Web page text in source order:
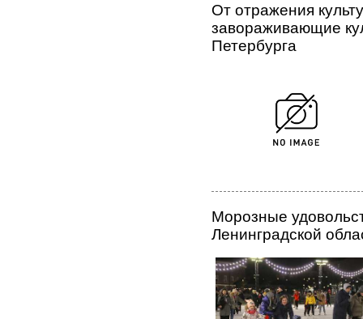
От отражения
завораживающие
Петербурга
Морозные
Ленинградской